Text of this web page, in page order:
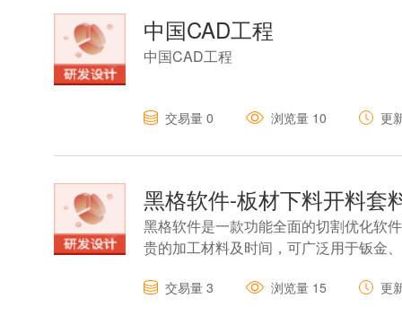
中国CAD工程
中国CAD工程
交易量 0 浏览量 10 更
黑格软件-板材下料开料套
黑格软件是一款功能全面的切割优化软
贵的加工材料及时间，可广泛用于钣金
交易量 3 浏览量 15 更